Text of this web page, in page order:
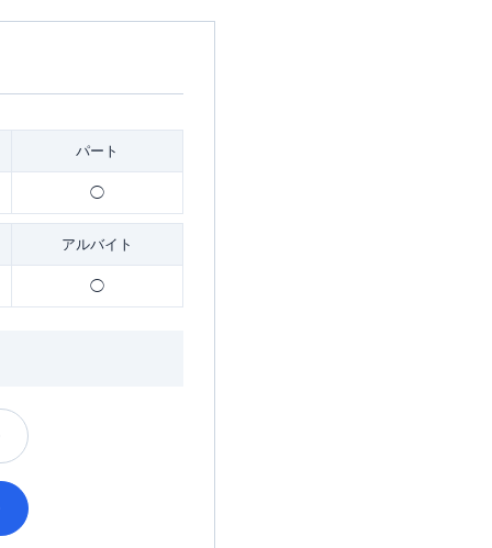
パート
◯
アルバイト
◯